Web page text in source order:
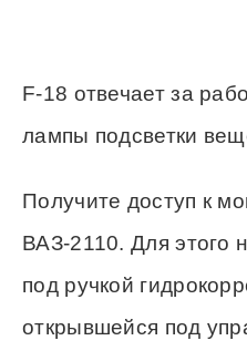
F-18 отвечает за
лампы подсветки
Получите доступ к
ВАЗ-2110. Для этого
под ручкой
открывшейся под